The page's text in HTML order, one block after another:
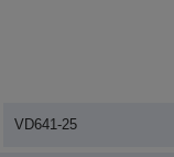
VD641-25